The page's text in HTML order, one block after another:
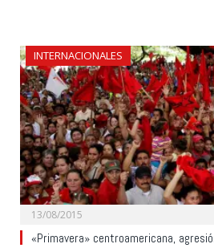
INTERNACIONALES
13/08/2015
«Primavera» centroamericana,